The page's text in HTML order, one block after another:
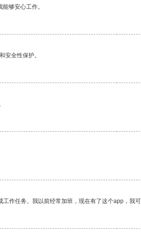
够安心工作。
安全性保护。
作任务。我以前经常加班，现在有了这个app，我